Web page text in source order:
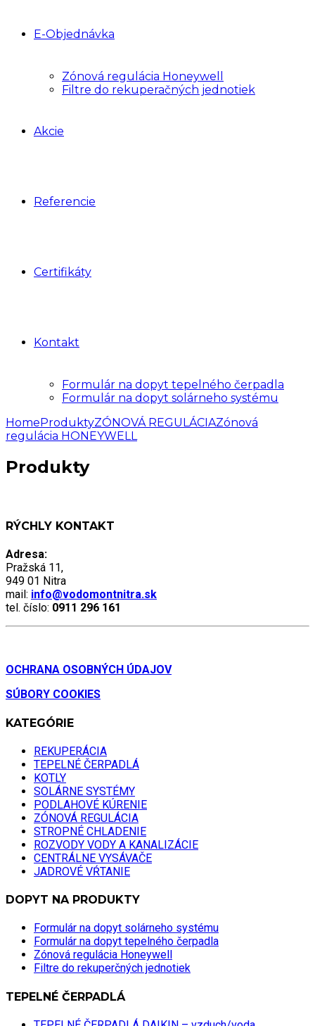
E-Objednávka
Zónová regulácia Honeywell
Filtre do rekuperačných jednotiek
Akcie
Referencie
Certifikáty
Kontakt
Formulár na dopyt tepelného čerpadla
Formulár na dopyt solárneho systému
HomeProduktyZÓNOVÁ REGULÁCIAZónová
regulácia HONEYWELL
Produkty
RÝCHLY KONTAKT
Adresa:
Pražská 11,
949 01 Nitra
mail: info@vodomontnitra.sk
tel. číslo: 0911 296 161
OCHRANA OSOBNÝCH ÚDAJOV
SÚBORY COOKIES
KATEGÓRIE
REKUPERÁCIA
TEPELNÉ ČERPADLÁ
KOTLY
SOLÁRNE SYSTÉMY
PODLAHOVÉ KÚRENIE
ZÓNOVÁ REGULÁCIA
STROPNÉ CHLADENIE
ROZVODY VODY A KANALIZÁCIE
CENTRÁLNE VYSÁVAČE
JADROVÉ VŔTANIE
DOPYT NA PRODUKTY
Formulár na dopyt solárneho systému
Formulár na dopyt tepelného čerpadla
Zónová regulácia Honeywell
Filtre do rekuperčných jednotiek
TEPELNÉ ČERPADLÁ